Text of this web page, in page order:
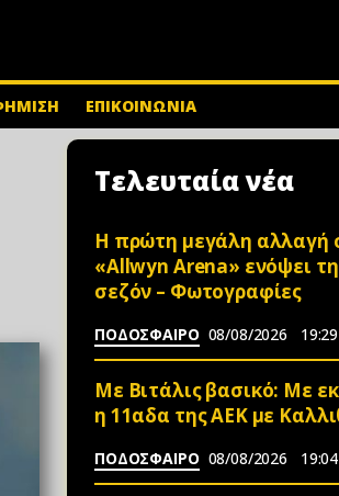
ΕΠΙΚΟΙΝΩΝΙΑ
Τελευταία νέα
Η πρώτη μεγάλη αλλαγή
«Αllwyn Arena» ενόψει
σεζόν – Φωτoγραφίες
ΠΟΔΟΣΦΑΙΡΟ 08/08/2026 19:29
Mε Βιτάλις βασικό: Με
η 11αδα της ΑΕΚ με
ΠΟΔΟΣΦΑΙΡΟ 08/08/2026 19:04